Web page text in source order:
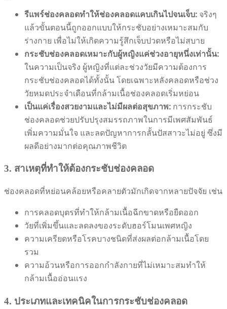
รีแพร์ช่องคลอดทำให้ช่องคลอดแคบเกินไปจนเจ็บ: จริงๆ
แล้วขั้นตอนนี้ถูกออกแบบให้กระชับอย่างเหมาะสมกับ
ร่างกาย เพื่อไม่ให้เกิดความรู้สึกเจ็บปวดหรือไม่สบาย
กระชับช่องคลอดเหมาะกับผู้หญิงแค่ช่วงอายุหนึ่งเท่านั้น:
ในความเป็นจริง ผู้หญิงที่แต่ละช่วงวัยมีความต้องการ
กระชับช่องคลอดได้ทั้งนั้น โดยเฉพาะหลังคลอดหรือช่วง
วัยหมดประจำเดือนที่กล้ามเนื้อช่องคลอดเริ่มหย่อน
เป็นแค่เรื่องสวยงามและไม่มีผลต่อสุขภาพ: การกระชับ
ช่องคลอดช่วยปรับปรุงสมรรถภาพในการมีเพศสัมพันธ์
เพิ่มความมั่นใจ และลดปัญหาการกลั้นปัสสาวะไม่อยู่ ซึ่งมี
ผลดีอย่างมากต่อคุณภาพชีวิต
3. สาเหตุที่ทำให้ต้องกระชับช่องคลอด
ช่องคลอดที่หย่อนคล้อยหรือคลายตัวมักเกิดจากหลายปัจจัย เช่น
การคลอดบุตรที่ทำให้กล้ามเนื้อฉีกขาดหรือยืดออก
วัยที่เพิ่มขึ้นและลดลงของระดับฮอร์โมนเพศหญิง
ความเครียดหรือโรคบางชนิดที่ส่งผลต่อกล้ามเนื้อโดย
รวม
ความอ้วนหรือการออกกำลังกายที่ไม่เหมาะสมทำให้
กล้ามเนื้ออ่อนแรง
4. ประเภทและเทคนิคในการกระชับช่องคลอด